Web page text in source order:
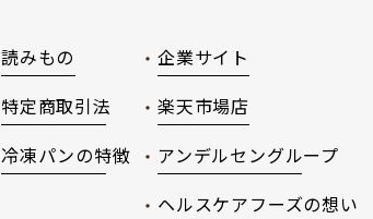
読みもの
特定商取引法
冷凍パンの特徴
企業サイト
楽天市場店
アンデルセングループ
ヘルスケアフーズの想い